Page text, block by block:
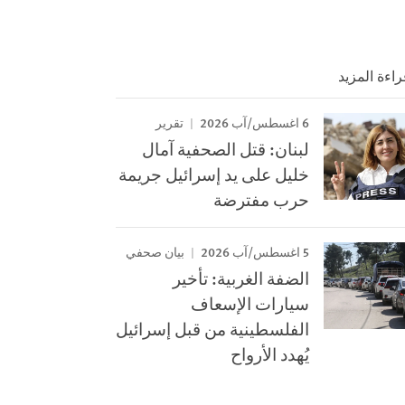
المزيد
6 اغسطس/آب 2026 تقرير
لبنان: قتل الصحفية آمال
خليل على يد إسرائيل جريمة
حرب مفترضة
5 اغسطس/آب 2026 بيان صحفي
الضفة الغربية: تأخير
سيارات الإسعاف
الفلسطينية من قبل إسرائيل
يُهدد الأرواح